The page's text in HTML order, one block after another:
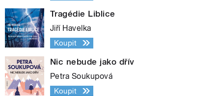
Tragédie Liblice
Jiří Havelka
Koupit
Nic nebude jako dřív
Petra Soukupová
Koupit